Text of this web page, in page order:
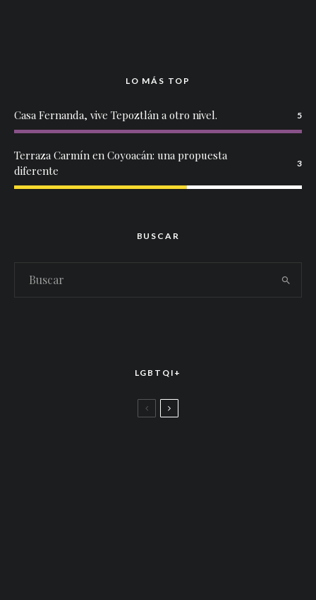
LO MÁS TOP
Casa Fernanda, vive Tepoztlán a otro nivel. 5
Terraza Carmín en Coyoacán: una propuesta
diferente
3
BUSCAR
LGBTQI+